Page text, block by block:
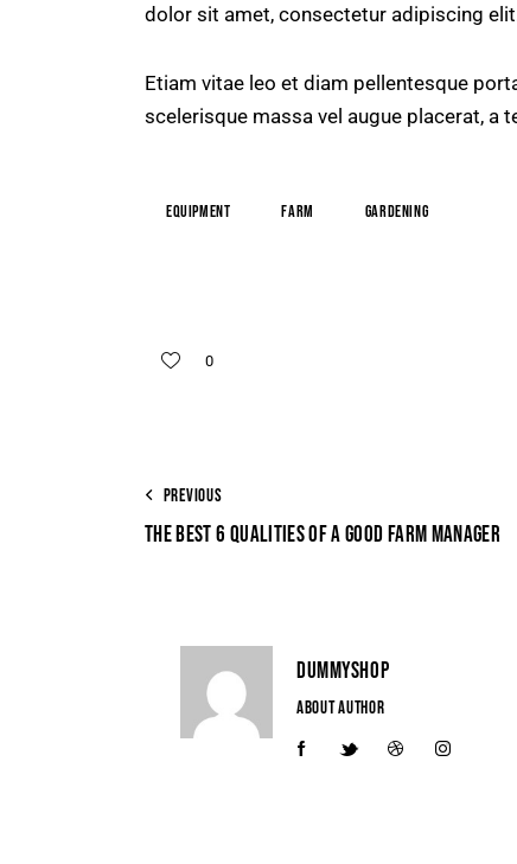
dolor sit amet, consectetur adipiscing
Etiam vitae leo et diam pellentesque
scelerisque massa vel augue placerat, a
Equipment Farm Gardening
0
PREVIOUS
THE BEST 6 QUALITIES OF A GOOD FARM MANAGER
DUMMYSHOP
ABOUT AUTHOR